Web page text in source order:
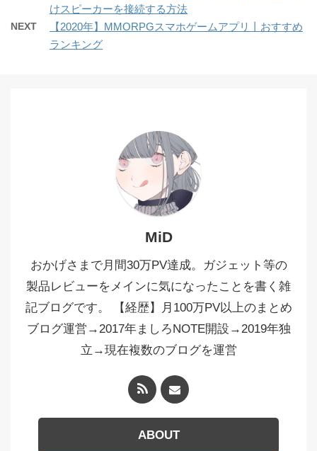
けスピーカーを接続する方法
NEXT
【2020年】MMORPGスマホゲームアプリ丨おすすめ
ランキング
MiD
おかげさまで月間30万PV達成。ガジェット等の
製品レビューをメインに気になったことを書く雑
記ブログです。 【経歴】月100万PV以上のまとめ
ブログ運営→2017年ましろNOTE開設→2019年独
立→現在複数のブログを運営
ABOUT